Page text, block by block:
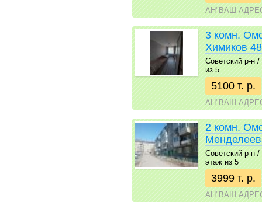
АН"ВАШ
3 комн.
Химиков 48
Советский р-н
из 5
5100 т. р.
АН"ВАШ
2 комн.
Советский р-н
этаж из 5
3999 т. р.
АН"ВАШ